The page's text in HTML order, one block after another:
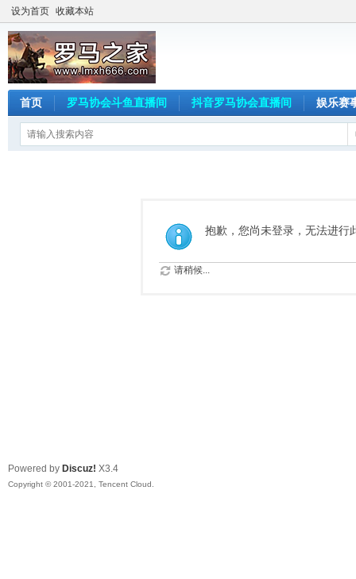
设为首页 收藏本站
首页 罗马协会斗鱼直播间 抖音罗马协会直播间 娱乐赛
抱歉，您尚未登录，无法进行
请稍候...
Powered by Discuz! X3.4
Copyright © 2001-2021, Tencent Cloud.